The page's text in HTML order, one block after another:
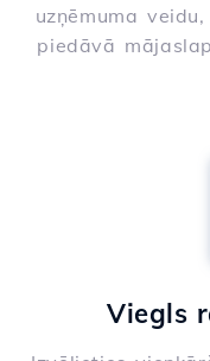
uzņēmuma
piedāvā
Viegls